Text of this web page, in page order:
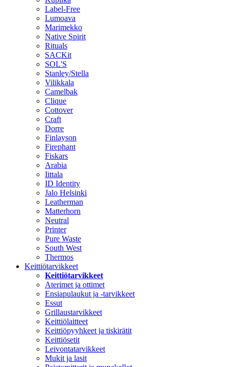
Label-Free
Lumoava
Marimekko
Native Spirit
Rituals
SACKit
SOL'S
Stanley/Stella
Vilikkala
Camelbak
Clique
Cottover
Craft
Dorre
Finlayson
Firephant
Fiskars
Arabia
Iittala
ID Identity
Jalo Helsinki
Leatherman
Matterhorn
Neutral
Printer
Pure Waste
South West
Thermos
Keittiötarvikkeet
Keittiötarvikkeet
Aterimet ja ottimet
Ensiapulaukut ja -tarvikkeet
Essut
Grillaustarvikkeet
Keittiölaitteet
Keittiöpyyhkeet ja tiskirätit
Keittiösetit
Leivontatarvikkeet
Mukit ja lasit